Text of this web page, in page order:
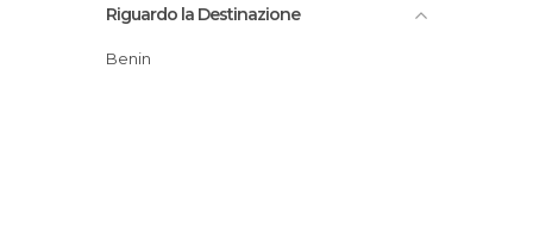
Riguardo la Destinazione
Benin